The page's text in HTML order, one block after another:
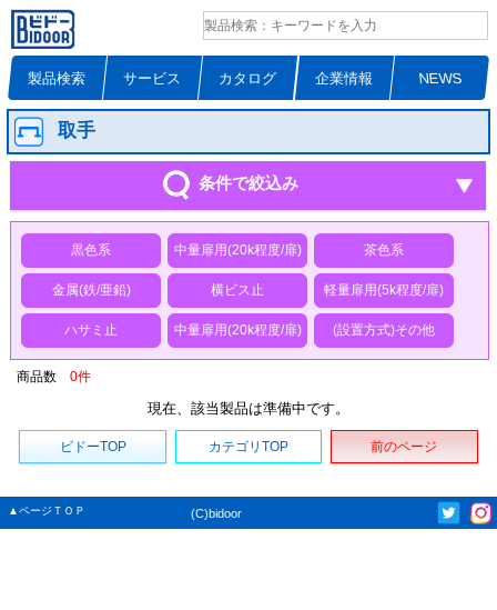
製品検索 サービス カタログ 企業情報 NEWS
取手
条件で絞込み
黒色系 中量扉用(20k程度/扉) 茶色系
金属(鉄/亜鉛) 横ビス止 軽量扉用(5k程度/扉)
ハサミ止 中量扉用(20k程度/扉) (設置方式)その他
商品数 0件
現在、該当製品は準備中です。
ビドーTOP カテゴリTOP 前のページ
▲ページＴＯＰ (C)bidoor